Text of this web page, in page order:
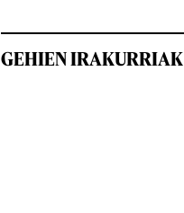
GEHIEN IRAKURRIAK